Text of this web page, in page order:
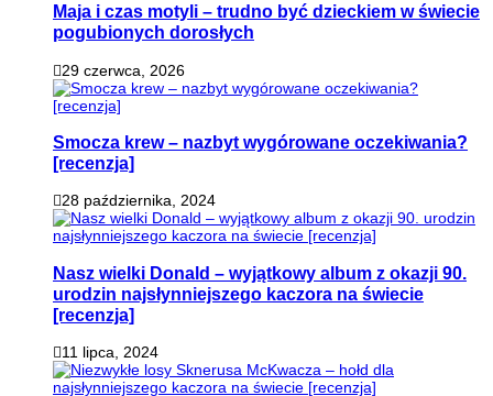
Maja i czas motyli – trudno być dzieckiem w świecie
pogubionych dorosłych
29 czerwca, 2026
Smocza krew – nazbyt wygórowane oczekiwania?
[recenzja]
28 października, 2024
Nasz wielki Donald – wyjątkowy album z okazji 90.
urodzin najsłynniejszego kaczora na świecie
[recenzja]
11 lipca, 2024